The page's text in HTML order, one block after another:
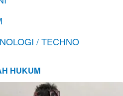
/ TECHNO
HUKUM